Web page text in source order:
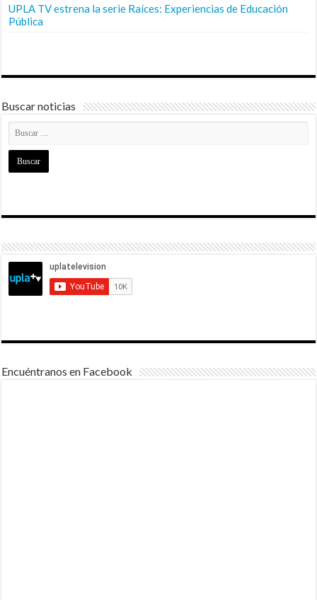
UPLA TV estrena la serie Raíces: Experiencias de Educación
Pública
Buscar noticias
Encuéntranos en Facebook